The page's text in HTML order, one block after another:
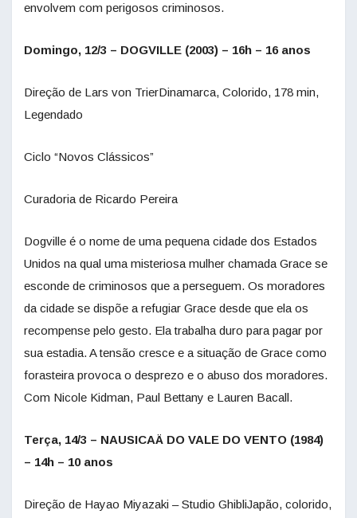
envolvem com perigosos criminosos.
Domingo, 12/3 – DOGVILLE (2003) – 16h – 16 anos
Direção de Lars von TrierDinamarca, Colorido, 178 min,
Legendado
Ciclo “Novos Clássicos”
Curadoria de Ricardo Pereira
Dogville é o nome de uma pequena cidade dos Estados
Unidos na qual uma misteriosa mulher chamada Grace se
esconde de criminosos que a perseguem. Os moradores
da cidade se dispõe a refugiar Grace desde que ela os
recompense pelo gesto. Ela trabalha duro para pagar por
sua estadia. A tensão cresce e a situação de Grace como
forasteira provoca o desprezo e o abuso dos moradores.
Com Nicole Kidman, Paul Bettany e Lauren Bacall.
Terça, 14/3 – NAUSICAÄ DO VALE DO VENTO (1984)
– 14h – 10 anos
Direção de Hayao Miyazaki – Studio GhibliJapão, colorido,